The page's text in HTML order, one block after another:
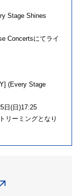
Stage Shines
Concertsにてライ
(Every Stage
日(日)17:25
リーミングとなり